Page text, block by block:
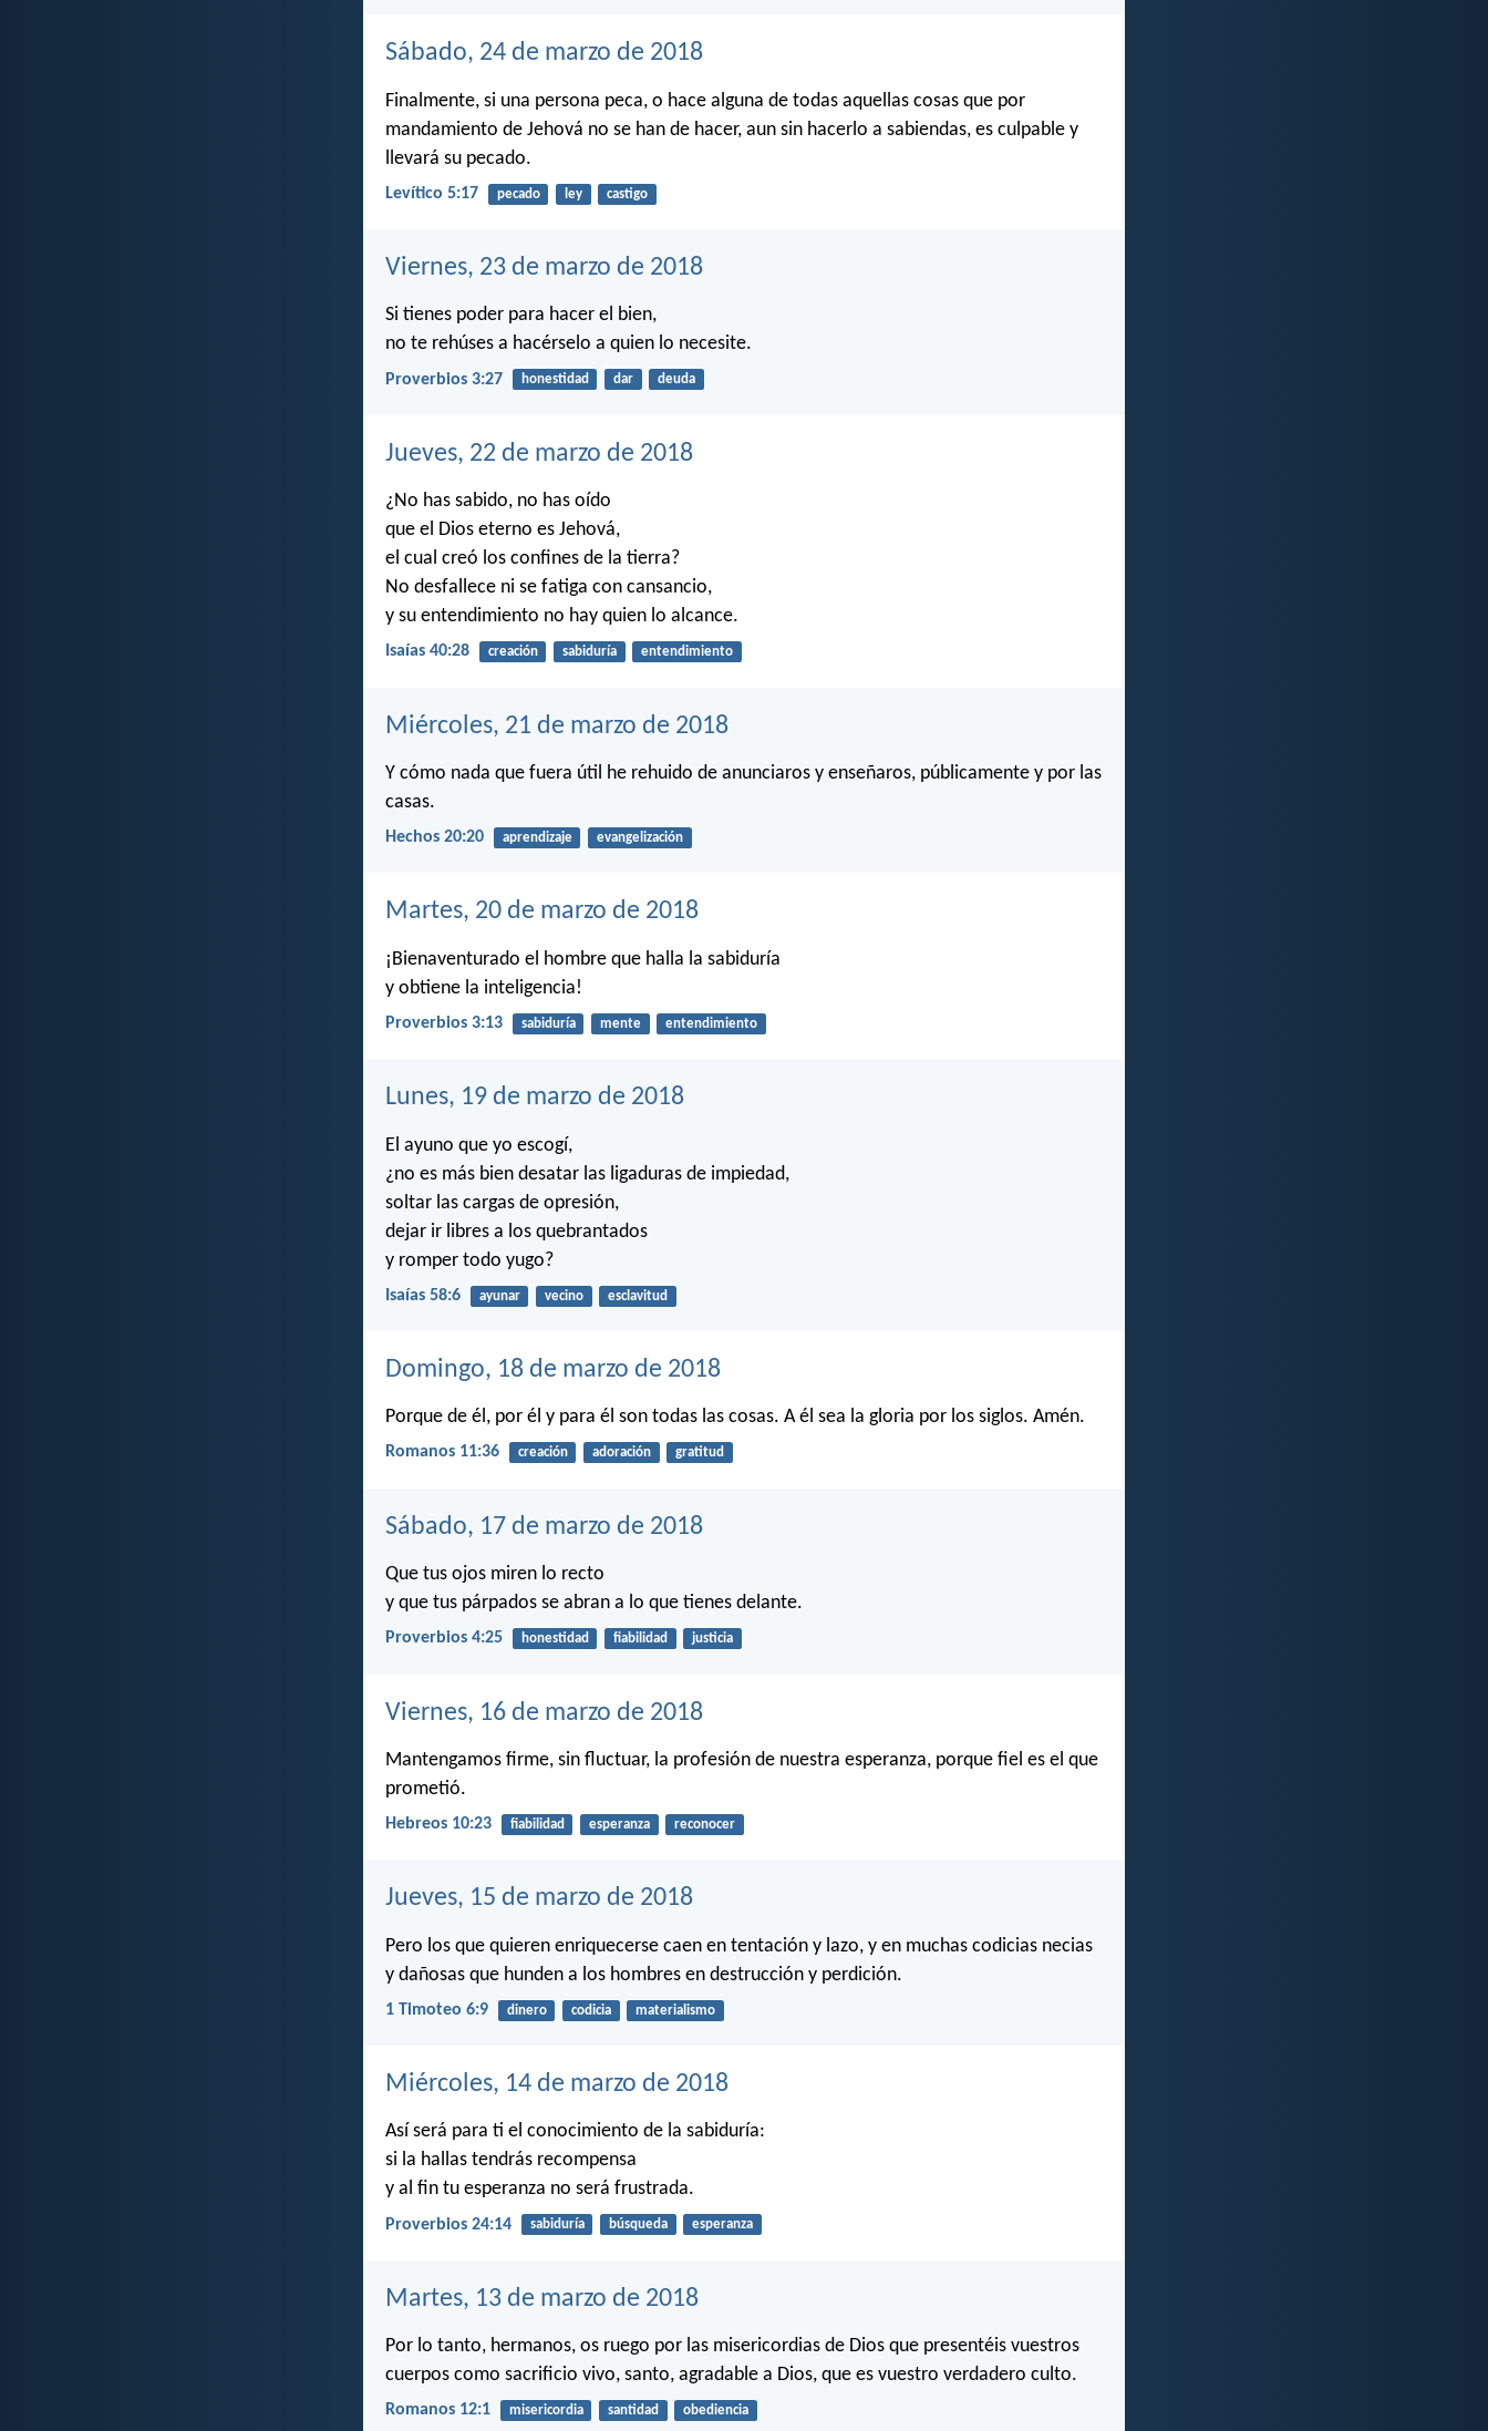
Sábado, 24 de marzo de 2018
Finalmente, si una persona peca, o hace alguna de todas aquellas cosas que por
mandamiento de Jehová no se han de hacer, aun sin hacerlo a sabiendas, es culpable y
llevará su pecado.
Levítico 5:17 pecado ley castigo
Viernes, 23 de marzo de 2018
Si tienes poder para hacer el bien,
no te rehúses a hacérselo a quien lo necesite.
Proverbios 3:27 honestidad dar deuda
Jueves, 22 de marzo de 2018
¿No has sabido, no has oído
que el Dios eterno es Jehová,
el cual creó los confines de la tierra?
No desfallece ni se fatiga con cansancio,
y su entendimiento no hay quien lo alcance.
Isaías 40:28 creación sabiduría entendimiento
Miércoles, 21 de marzo de 2018
Y cómo nada que fuera útil he rehuido de anunciaros y enseñaros, públicamente y por las
casas.
Hechos 20:20 aprendizaje evangelización
Martes, 20 de marzo de 2018
¡Bienaventurado el hombre que halla la sabiduría
y obtiene la inteligencia!
Proverbios 3:13 sabiduría mente entendimiento
Lunes, 19 de marzo de 2018
El ayuno que yo escogí,
¿no es más bien desatar las ligaduras de impiedad,
soltar las cargas de opresión,
dejar ir libres a los quebrantados
y romper todo yugo?
Isaías 58:6 ayunar vecino esclavitud
Domingo, 18 de marzo de 2018
Porque de él, por él y para él son todas las cosas. A él sea la gloria por los siglos. Amén.
Romanos 11:36 creación adoración gratitud
Sábado, 17 de marzo de 2018
Que tus ojos miren lo recto
y que tus párpados se abran a lo que tienes delante.
Proverbios 4:25 honestidad fiabilidad justicia
Viernes, 16 de marzo de 2018
Mantengamos firme, sin fluctuar, la profesión de nuestra esperanza, porque fiel es el que
prometió.
Hebreos 10:23 fiabilidad esperanza reconocer
Jueves, 15 de marzo de 2018
Pero los que quieren enriquecerse caen en tentación y lazo, y en muchas codicias necias
y dañosas que hunden a los hombres en destrucción y perdición.
1 Timoteo 6:9 dinero codicia materialismo
Miércoles, 14 de marzo de 2018
Así será para ti el conocimiento de la sabiduría:
si la hallas tendrás recompensa
y al fin tu esperanza no será frustrada.
Proverbios 24:14 sabiduría búsqueda esperanza
Martes, 13 de marzo de 2018
Por lo tanto, hermanos, os ruego por las misericordias de Dios que presentéis vuestros
cuerpos como sacrificio vivo, santo, agradable a Dios, que es vuestro verdadero culto.
Romanos 12:1 misericordia santidad obediencia